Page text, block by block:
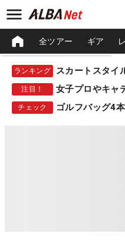
全ツアー ギア
ランキング スカートスタイ
注目！
チェック